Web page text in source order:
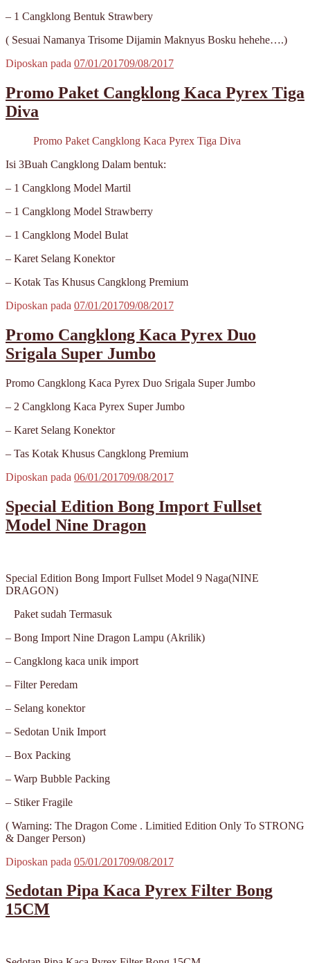
– 1 Cangklong Bentuk Strawbery
( Sesuai Namanya Trisome Dijamin Maknyus Bosku hehehe….)
Diposkan pada 07/01/201709/08/2017
Promo Paket Cangklong Kaca Pyrex Tiga
Diva
Promo Paket Cangklong Kaca Pyrex Tiga Diva
Isi 3Buah Cangklong Dalam bentuk:
– 1 Cangklong Model Martil
– 1 Cangklong Model Strawberry
– 1 Cangklong Model Bulat
– Karet Selang Konektor
– Kotak Tas Khusus Cangklong Premium
Diposkan pada 07/01/201709/08/2017
Promo Cangklong Kaca Pyrex Duo
Srigala Super Jumbo
Promo Cangklong Kaca Pyrex Duo Srigala Super Jumbo
– 2 Cangklong Kaca Pyrex Super Jumbo
– Karet Selang Konektor
– Tas Kotak Khusus Cangklong Premium
Diposkan pada 06/01/201709/08/2017
Special Edition Bong Import Fullset
Model Nine Dragon
Special Edition Bong Import Fullset Model 9 Naga(NINE
DRAGON)
Paket sudah Termasuk
– Bong Import Nine Dragon Lampu (Akrilik)
– Cangklong kaca unik import
– Filter Peredam
– Selang konektor
– Sedotan Unik Import
– Box Packing
– Warp Bubble Packing
– Stiker Fragile
( Warning: The Dragon Come . Limitied Edition Only To STRONG
& Danger Person)
Diposkan pada 05/01/201709/08/2017
Sedotan Pipa Kaca Pyrex Filter Bong
15CM